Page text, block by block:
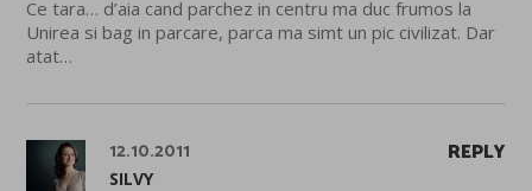
Ce tara… d’aia cand parchez in centru ma duc frumos la
Unirea si bag in parcare, parca ma simt un pic civilizat. Dar
atat…
REPLY
12.10.2011
SILVY